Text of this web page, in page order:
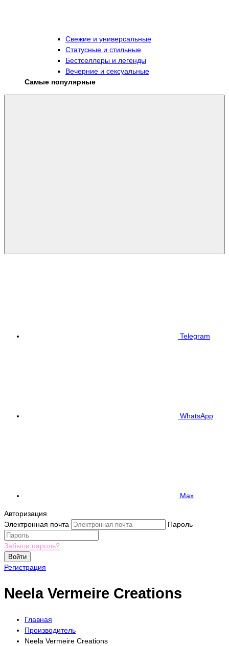
Свежие и универсальные
Статусные и стильные
Бестселлеры и легенды
Вечерние и сексуальные
Самые популярные
Telegram
WhatsApp
Max
Авторизация
Электронная почта
Пароль
Забыли пароль?
Войти
Регистрация
Neela Vermeire Creations
Главная
Производитель
Neela Vermeire Creations